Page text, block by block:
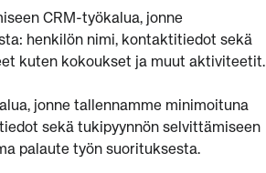
CRM-työkalua, jonne
henkilön nimi, kontaktitiedot sekä
kuten kokoukset ja muut aktiviteetit.
jonne tallennamme minimoituna
sekä tukipyynnön selvittämiseen
palaute työn suorituksesta.